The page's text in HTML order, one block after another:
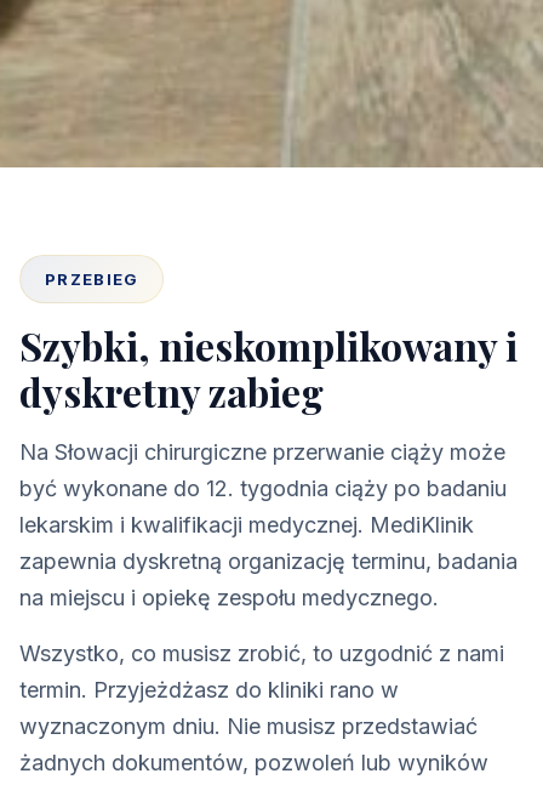
PRZEBIEG
Szybki, nieskomplikowany i
dyskretny zabieg
Na Słowacji chirurgiczne przerwanie ciąży może
być wykonane do 12. tygodnia ciąży po badaniu
lekarskim i kwalifikacji medycznej. MediKlinik
zapewnia dyskretną organizację terminu, badania
na miejscu i opiekę zespołu medycznego.
Wszystko, co musisz zrobić, to uzgodnić z nami
termin. Przyjeżdżasz do kliniki rano w
wyznaczonym dniu. Nie musisz przedstawiać
żadnych dokumentów, pozwoleń lub wyników